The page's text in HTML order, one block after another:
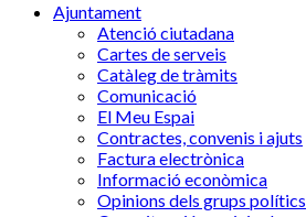
Ajuntament
Atenció ciutadana
Cartes de serveis
Catàleg de tràmits
Comunicació
El Meu Espai
Contractes, convenis i ajuts
Factura electrònica
Informació econòmica
Opinions dels grups polítics